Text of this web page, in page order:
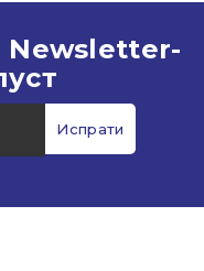
Newsletter-